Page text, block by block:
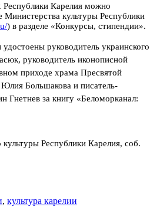
Карелия можно
Министерства культуры Республики
) в разделе «Конкурсы, стипендии».
удостоены руководитель украинского
руководитель иконописной
приходе храма Пресвятой
Большакова и писатель-
Гнетнев за книгу «Беломорканал:
Республики Карелия, соб.
, культура карелии